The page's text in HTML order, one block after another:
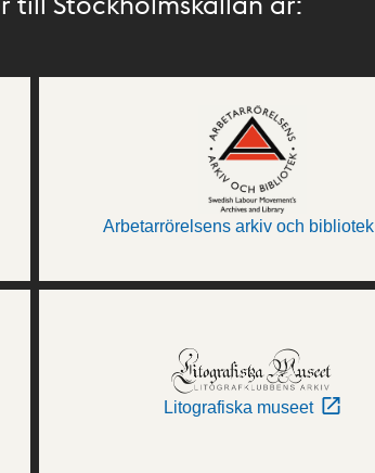
Arbetarrörelsens arkiv och bibliotek
Litografiska museet